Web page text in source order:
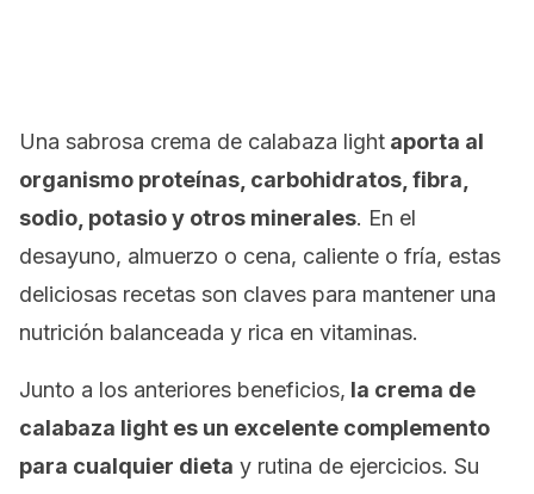
Una sabrosa crema de calabaza light aporta al
organismo proteínas, carbohidratos, fibra,
sodio, potasio y otros minerales. En el
desayuno, almuerzo o cena, caliente o fría, estas
deliciosas recetas son claves para mantener una
nutrición balanceada y rica en vitaminas.
Junto a los anteriores beneficios, la crema de
calabaza light es un excelente complemento
para cualquier dieta y rutina de ejercicios. Su